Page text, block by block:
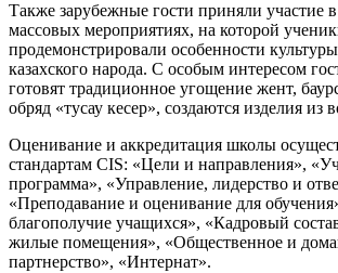
Также зарубежные гости приняли участие
массовых мероприятиях, на которой
продемонстрировали особенности
казахского народа. С особым интересом
готовят традиционное угощение жент,
обряд «тусау кесер», создаются изделия из
Оценивание и аккредитация школы
стандартам CIS: «Цели и направления»,
программа», «Управление, лидерство и
«Преподавание и оценивание для
благополучие учащихся», «Кадровый
жилые помещения», «Общественное и
партнерство», «Интернат».